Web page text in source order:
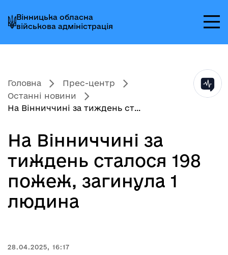
до
головного
меню
до
головного
вмісту
до
головного
колонтитула
Вінницька обласна
військова адміністрація
Головна
Прес-центр
Останні новини
На Вінниччині за тиждень ст...
На Вінниччині за
тиждень сталося 198
пожеж, загинула 1
людина
28.04.2025, 16:17